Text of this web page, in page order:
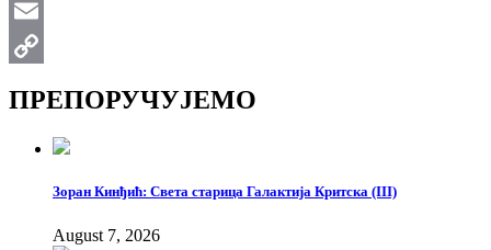
WhatsApp
Email
ПРЕПОРУЧУЈЕМО
Зоран Кинђић: Света старица Галактија Критска (III)
August 7, 2026